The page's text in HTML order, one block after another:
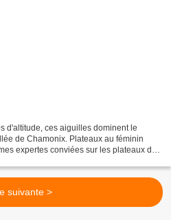
d'altitude, ces aiguilles dominent le
de Chamonix. Plateaux au féminin
expertes conviées sur les plateaux de
suivante >